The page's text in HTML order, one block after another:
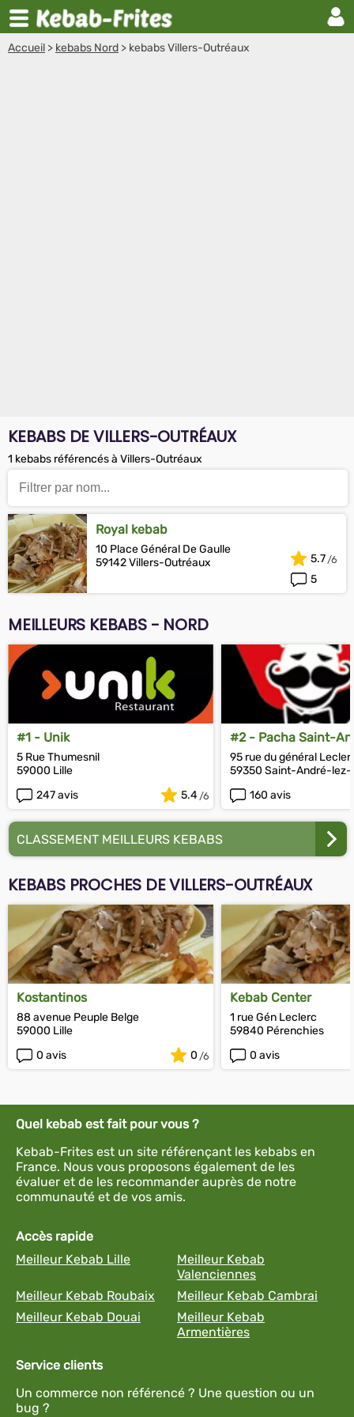
Accueil > kebabs Nord > kebabs Villers-Outréaux
KEBABS DE VILLERS-OUTRÉAUX
1 kebabs référencés à Villers-Outréaux
Royal kebab
10 Place Général De Gaulle
59142 Villers-Outréaux
5
5.7
MEILLEURS KEBABS - NORD
#1 - Unik
5 Rue Thumesnil
59000 Lille
247 avis
5.4
#2 - Pacha Saint-
95 rue du général
59350 Saint-André-lez-
160 avis
CLASSEMENT MEILLEURS KEBABS
KEBABS PROCHES DE VILLERS-OUTRÉAUX
Kostantinos
88 avenue Peuple Belge
59000 Lille
0 avis
0
Kebab Center
1 rue Gén Leclerc
59840 Pérenchies
0 avis
Quel kebab est fait pour vous ?
Kebab-Frites est un site référençant les kebabs en
France. Nous vous proposons également de les
évaluer et de les recommander auprès de notre
communauté et de vos amis.
Accès rapide
Meilleur Kebab Lille
Meilleur Kebab
Valenciennes
Meilleur Kebab Roubaix
Meilleur Kebab Cambrai
Meilleur Kebab Douai
Meilleur Kebab
Armentières
Service clients
Un commerce non référencé ? Une question ou un
bug ?